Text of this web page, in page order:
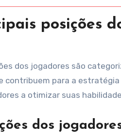
posições
dos jogadores são
contribuem para a estratégia
a otimizar suas
dos